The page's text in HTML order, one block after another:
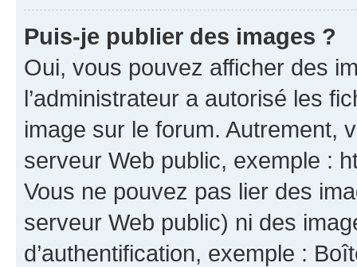
Puis-je publier des images ?
Oui, vous pouvez afficher des
l’administrateur a autorisé les
image sur le forum. Autrement,
serveur Web public, exemple :
Vous ne pouvez pas lier des
serveur Web public) ni des
d’authentification, exemple :